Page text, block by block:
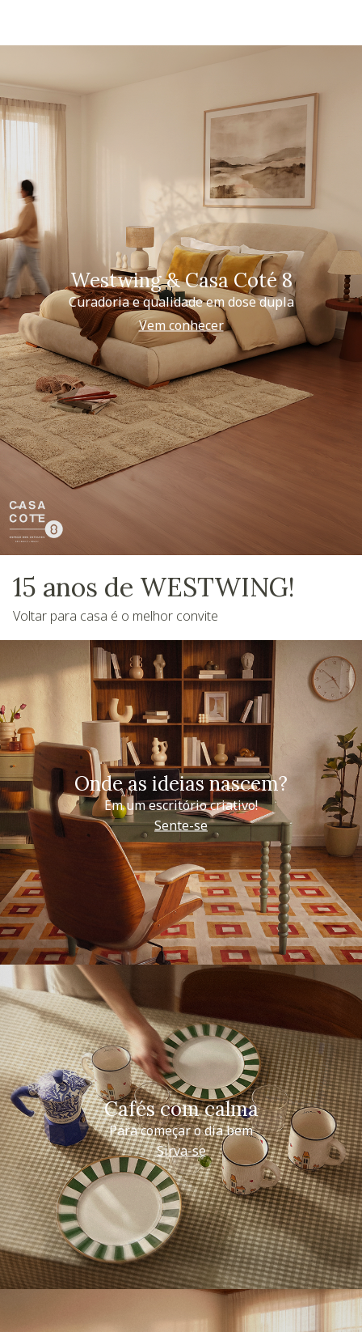
Westwing & Casa Coté 8
Curadoria e qualidade em dose dupla
Vem conhecer
15 anos de WESTWING!
Voltar para casa é o melhor convite
Onde as ideias nascem?
Em um escritório criativo!
Sente-se
Cafés com calma
Para começar o dia bem
Sirva-se